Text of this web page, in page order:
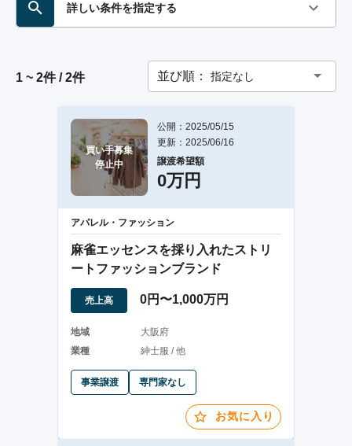
詳しい条件を指定する
1 ~ 2件 / 2件 並び順： 指定なし
買い手募集
停止中
公開：2025/05/15
更新：2025/06/16
譲渡希望額
0万円
アパレル・ファッション
麻雀エッセンスを採り入れたストリ
ートファッションブランド
売上高 0円〜1,000万円
地域
大阪府
業種
紳士服 / 他
事業譲渡 専門家なし
お気に入り